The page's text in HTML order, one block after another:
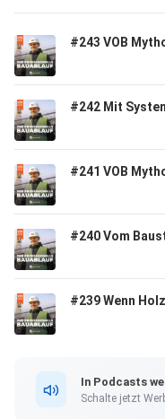
Vereinbare jetzt dein
www.continu-ing.com/
Sichere dir jetzt das
Handwerksbetrieb
Argumentationen
was dir
zusteht.
In Podcasts
Schalte jetzt